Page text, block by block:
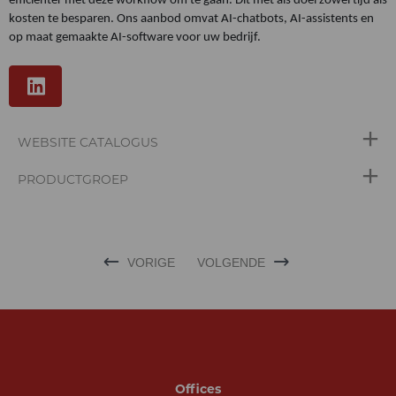
kosten te besparen. Ons aanbod omvat AI-chatbots, AI-assistents en
op maat gemaakte AI-software voor uw bedrijf.
WEBSITE CATALOGUS
PRODUCTGROEP
VORIGE VOLGENDE
Offices